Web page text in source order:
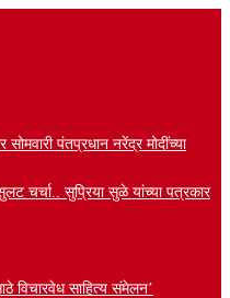
सोमवारी पंतप्रधान नरेंद्र मोदींच्या
चर्चा.. सुप्रिया सुळे यांच्या पत्रकार
विचारवेध साहित्य संमेलन’